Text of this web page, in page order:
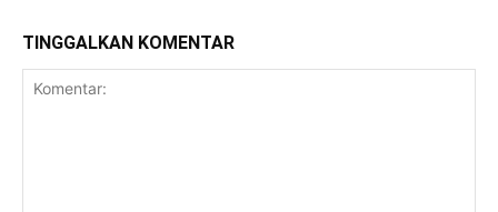
TINGGALKAN KOMENTAR